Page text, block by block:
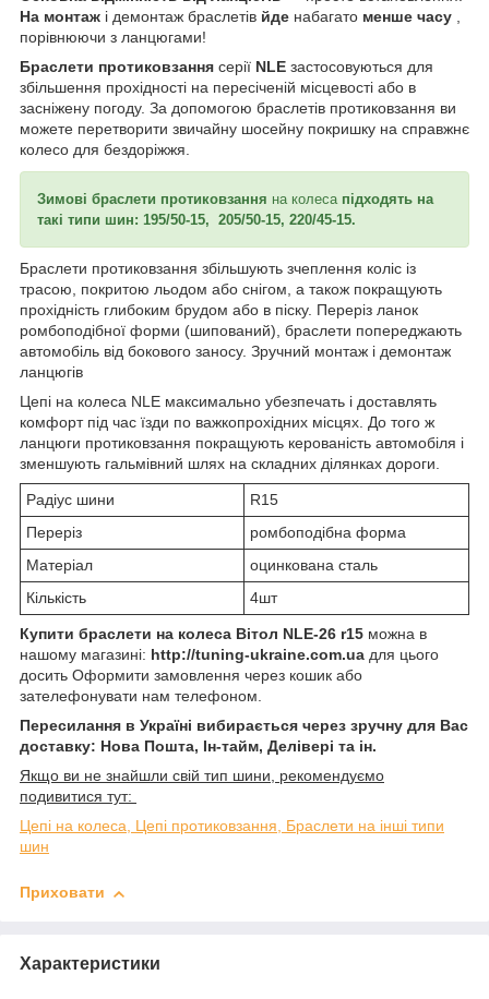
На монтаж і демонтаж браслетів йде набагато менше часу ,
порівнюючи з ланцюгами!
Браслети протиковзання серії NLE застосовуються для
збільшення прохідності на пересіченій місцевості або в
засніжену погоду. За допомогою браслетів протиковзання ви
можете перетворити звичайну шосейну покришку на справжнє
колесо для бездоріжжя.
Зимові браслети протиковзання на колеса підходять на
такі типи шин: 195/50-15, 205/50-15, 220/45-15.
Браслети протиковзання збільшують зчеплення коліс із
трасою, покритою льодом або снігом, а також покращують
прохідність глибоким брудом або в піску. Переріз ланок
ромбоподібної форми (шипований), браслети попереджають
автомобіль від бокового заносу. Зручний монтаж і демонтаж
ланцюгів
Цепі на колеса NLE максимально убезпечать і доставлять
комфорт під час їзди по важкопрохідних місцях. До того ж
ланцюги протиковзання покращують керованість автомобіля і
зменшують гальмівний шлях на складних ділянках дороги.
Радіус шини
R15
Переріз
ромбоподібна форма
Матеріал
оцинкована сталь
Кількість
4шт
Купити браслети на колеса Вітол NLE-26 r15 можна в
нашому магазині: http://tuning-ukraine.com.ua для цього
досить Оформити замовлення через кошик або
зателефонувати нам телефоном.
Пересилання в Україні вибирається через зручну для Вас
доставку: Нова Пошта, Ін-тайм, Делівері та ін.
Якщо ви не знайшли свій тип шини, рекомендуємо
подивитися тут:
Цепі на колеса, Цепі протиковзання, Браслети на інші типи
шин
Приховати
Характеристики